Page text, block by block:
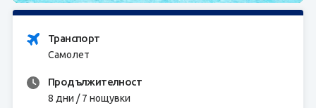
Транспорт
Самолет
Продължителност
8 дни / 7 нощувки